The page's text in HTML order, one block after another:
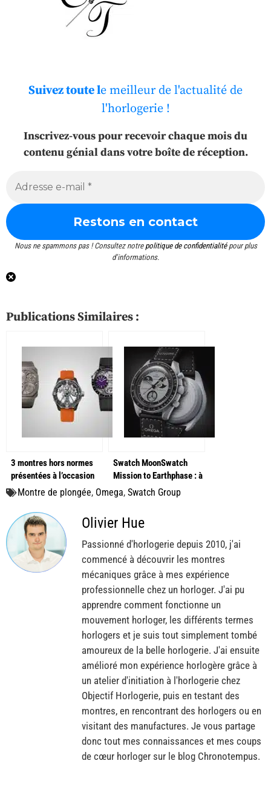
Suivez toute le meilleur de l'actualité de
l'horlogerie !
Inscrivez-vous pour recevoir chaque mois du
contenu génial dans votre boîte de réception.
Nous ne spammons pas ! Consultez notre politique de confidentialitépour plus
d’informations.
Publications Similaires :
3 montres hors normes
présentées à l’occasion
de Watches and Wonders
Swatch MoonSwatch
Mission to Earthphase : à
la découverte de la phase
de Terre !
Montre de plongée, Omega, Swatch Group
Olivier Hue
Passionné d'horlogerie depuis 2010, j'ai
commencé à découvrir les montres
mécaniques grâce à mes expérience
professionnelle chez un horloger. J'ai pu
apprendre comment fonctionne un
mouvement horloger, les différents termes
horlogers et je suis tout simplement tombé
amoureux de la belle horlogerie. J'ai ensuite
amélioré mon expérience horlogère grâce à
un atelier d'initiation à l'horlogerie chez
Objectif Horlogerie, puis en testant des
montres, en rencontrant des horlogers ou en
visitant des manufactures. Je vous partage
donc tout mes connaissances et mes coups
de cœur horloger sur le blog Chronotempus.